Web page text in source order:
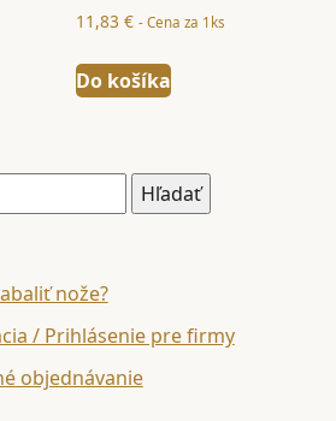
11,83€ - Cena za 1ks
Do košíka
nože?
/ Prihlásenie pre firmy
objednávanie